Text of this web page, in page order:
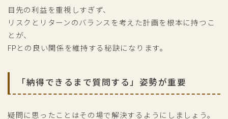
目先の利益を重視しすぎず、
リスクとリターンのバランスを考えた計画を根本に持つこ
とが、
FPとの良い関係を維持する秘訣になります。
「納得できるまで質問する」姿勢が重要
疑問に思ったことはその場で解決するようにしましょう。